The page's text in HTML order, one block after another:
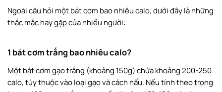
Ngoài câu hỏi một bát cơm bao nhiêu calo, dưới đây là những
thắc mắc hay gặp của nhiều người:
1 bát cơm trắng bao nhiêu calo?
Một bát cơm gạo trắng (khoảng 150g) chứa khoảng 200-250
calo, tùy thuộc vào loại gạo và cách nấu. Nếu tính theo trọng